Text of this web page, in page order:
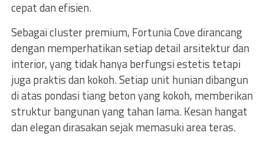
cepat dan efisien.
Sebagai cluster premium, Fortunia Cove dirancang
dengan memperhatikan setiap detail arsitektur dan
interior, yang tidak hanya berfungsi estetis tetapi
juga praktis dan kokoh. Setiap unit hunian dibangun
di atas pondasi tiang beton yang kokoh, memberikan
struktur bangunan yang tahan lama. Kesan hangat
dan elegan dirasakan sejak memasuki area teras.